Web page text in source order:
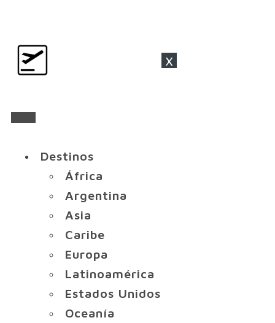
x
Destinos
África
Argentina
Asia
Caribe
Europa
Latinoamérica
Estados Unidos
Oceanía